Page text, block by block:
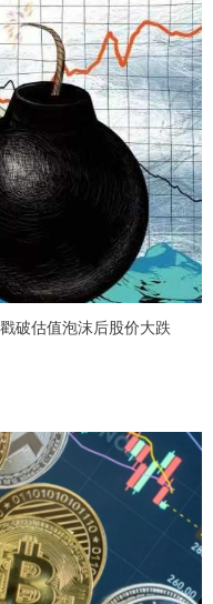
破估值泡沫后股价大跌